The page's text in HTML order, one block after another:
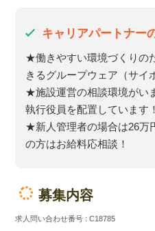
キャリアパートナー
★働きやすい環境づくりの
きるグループウェア（サイ
★施設運営の相談環境がい
執行役員を配置しています！
★新人管理者の場合は26万
の方はお給料応相談！
募集内容
求人問い合わせ番号 : C18785